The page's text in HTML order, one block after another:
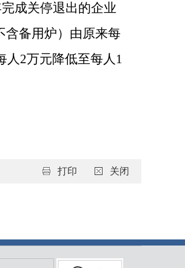
成关停退出的企业
含备用炉）由原来每
人2万元降低至每人 1
打印 关闭